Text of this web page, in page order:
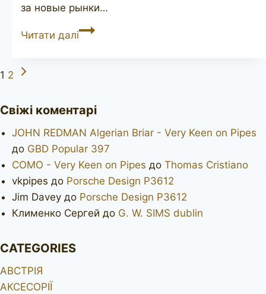
за новые рынки…
Читати даліDUNHILL
Навігація
за
сторінками
1 2
Наступна
Свіжі коментарі
JOHN REDMAN Algerian Briar - Very Keen on Pipes
до GBD Popular 397
COMO - Very Keen on Pipes до Thomas Cristiano
vkpipes до Porsche Design P3612
Jim Davey до Porsche Design P3612
Клименко Сергей до G. W. SIMS dublin
CATEGORIES
АВСТРІЯ
АКСЕСОРІЇ